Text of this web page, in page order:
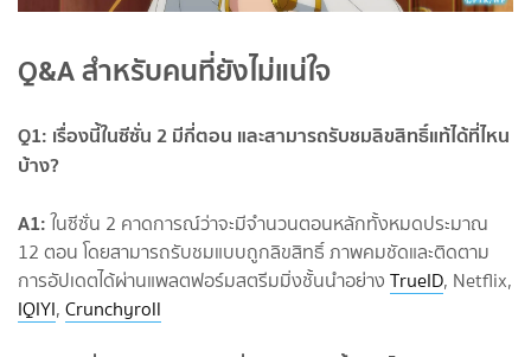
Q&A สำหรับคนที่ยังไม่แน่ใจ
Q1: เรื่องนี้ในซีซั่น 2 มีกี่ตอน และสามารถรับชมลิขสิทธิ์แท้ได้ที่ไหน
บ้าง?
A1:ในซีซั่น 2 คาดการณ์ว่าจะมีจำนวนตอนหลักทั้งหมดประมาณ
12 ตอน โดยสามารถรับชมแบบถูกลิขสิทธิ์ ภาพคมชัดและติดตาม
การอัปเดตได้ผ่านแพลตฟอร์มสตรีมมิ่งชั้นนำอย่าง TrueID, Netflix,
IQIYI, Crunchyroll